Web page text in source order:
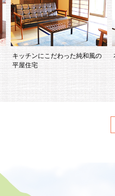
キッチンにこだわった純和風の
平屋住宅